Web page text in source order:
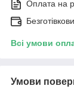
Оплата на
Всі умови
Умови